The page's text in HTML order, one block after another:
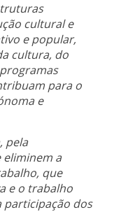
cultural e
e popular,
cultura, do
para o
e
pela
a
que
e o trabalho
participação dos